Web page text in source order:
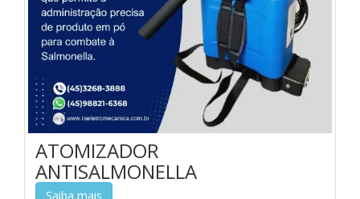
ATOMIZADOR
ANTISALMONELLA
Saiba mais